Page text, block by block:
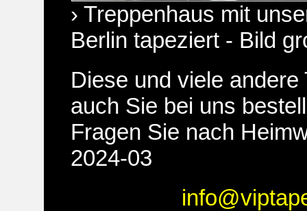
› Treppenhaus mit
Berlin tapeziert - Bild
Diese und viele andere
auch Sie bei uns
Fragen Sie nach
2024-03